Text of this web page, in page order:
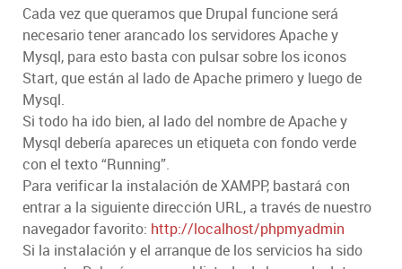
Cada vez que queramos que Drupal funcione será
necesario tener arancado los servidores Apache y
Mysql, para esto basta con pulsar sobre los iconos
Start, que están al lado de Apache primero y luego de
Mysql.
Si todo ha ido bien, al lado del nombre de Apache y
Mysql debería apareces un etiqueta con fondo verde
con el texto “Running”.
Para verificar la instalación de XAMPP, bastará con
entrar a la siguiente dirección URL, a través de nuestro
navegador favorito: http://localhost/phpmyadmin
Si la instalación y el arranque de los servicios ha sido